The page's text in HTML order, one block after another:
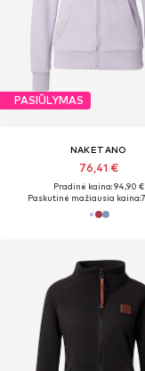
PASIŪLYMAS
NAKETANO
76,41 €
Pradinė kaina: 94,90 €
Paskutinė mažiausia kaina: